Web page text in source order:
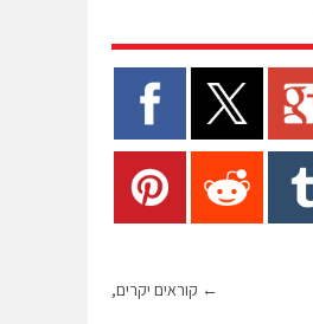
← קוראים יקרים,